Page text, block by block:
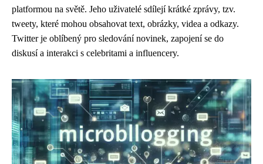
platformou na světě. Jeho uživatelé sdílejí krátké zprávy, tzv.
tweety, které mohou obsahovat text, obrázky, videa a odkazy.
Twitter je oblíbený pro sledování novinek, zapojení se do
diskusí a interakci s celebritami a influencery.